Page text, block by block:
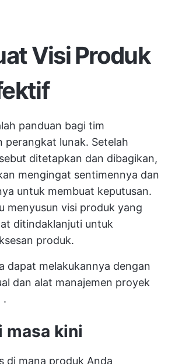
Visi Produk
panduan bagi tim
perangkat lunak. Setelah
ditetapkan dan dibagikan,
mengingat sentimennya dan
untuk membuat keputusan.
menyusun visi produk yang
ditindaklanjuti untuk
produk.
dapat melakukannya dengan
dan alat manajemen proyek
.
masa kini
di mana produk Anda